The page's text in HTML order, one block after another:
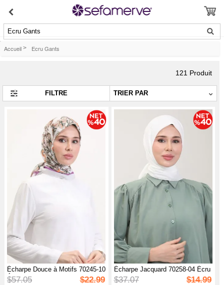
Ecru Gants
Accueil > Ecru Gants
121 Produit
FILTRE
Écharpe Douce à Motifs 70245-10
Écr...
$57.05 $22.99
Écharpe Jacquard 70258-04 Écru
$37.07 $14.99